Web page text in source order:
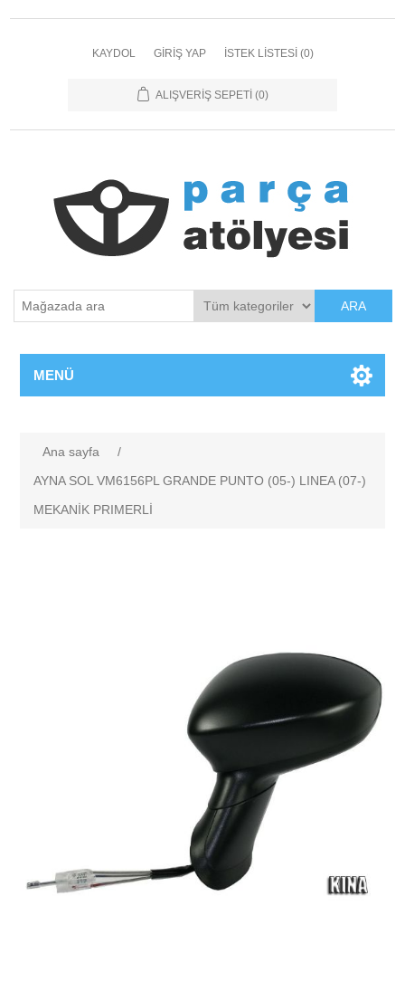
KAYDOL GIRIŞ YAP İSTEK LISTESI (0)
ALIŞVERIŞ SEPETI (0)
ARA
MENÜ
Ana sayfa
/
AYNA SOL VM6156PL GRANDE PUNTO (05-) LINEA (07-)
MEKANİK PRIMERLİ